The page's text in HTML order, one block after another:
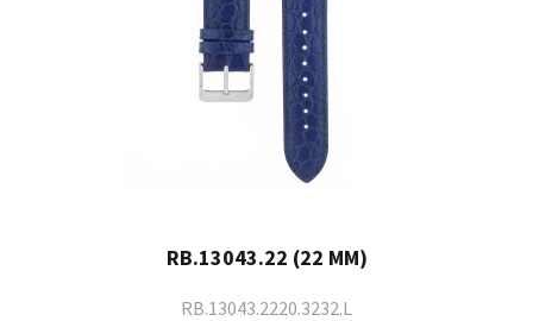
RB.13043.22 (22 MM)
RB.13043.2220.3232.L